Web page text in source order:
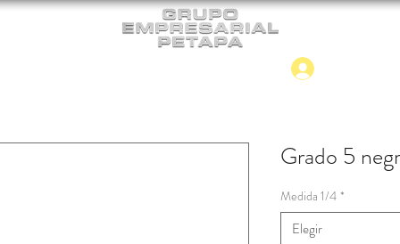
Grado 5
Medida 1/4 *
Elegir